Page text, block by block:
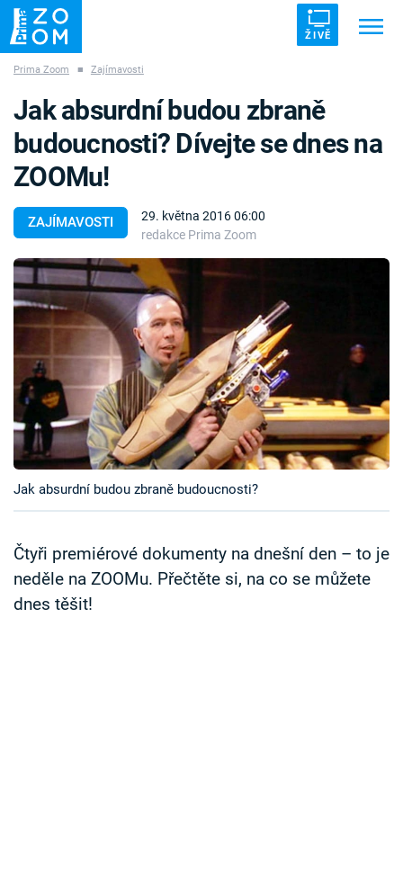
ŽIVĚ
ZÁHADY VETŘELCI DÁVNOVĚKU
Témata
Témata
Pořady
TV Program
Časopis
Sledujte prima+
Sledujte nás
Prima Zoom ■ Zajímavosti
ZAJÍMAVOSTI
29. května 2016 06:00
redakce Prima Zoom
Jak absurdní budou zbraně
budoucnosti? Dívejte se dnes na
ZOOMu!
Jak absurdní budou zbraně budoucnosti?
Čtyři premiérové dokumenty na dnešní den – to je
neděle na ZOOMu. Přečtěte si, na co se můžete
dnes těšit!